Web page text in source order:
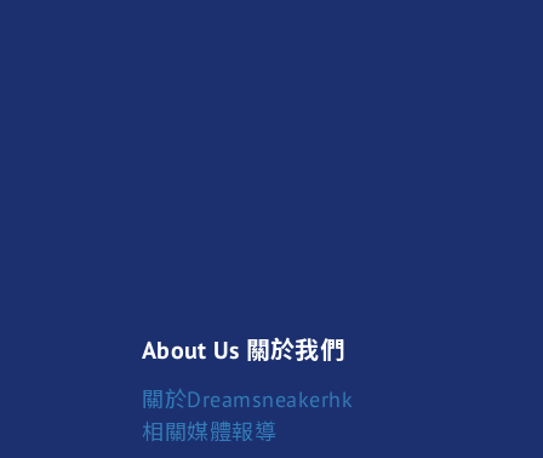
About Us 關於我們
關於Dreamsneakerhk
相關媒體報導